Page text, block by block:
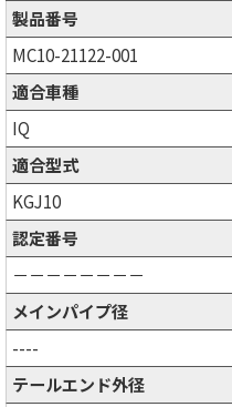
製品番号
MC10-21122-001
適合車種
IQ
適合型式
KGJ10
認定番号
－－－－－－－－
メインパイプ径
----
テールエンド外径